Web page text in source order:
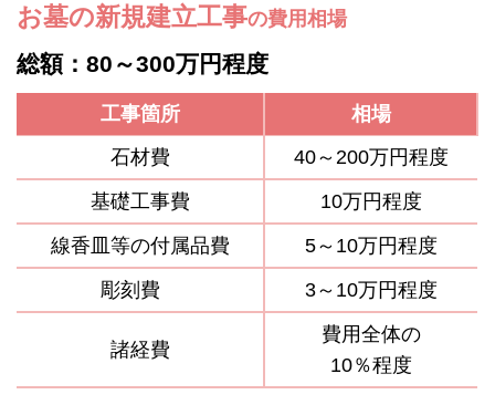
お墓の新規建立工事の費用相場
総額：80～300万円程度
工事箇所
相場
石材費
40～200万円程度
基礎工事費
10万円程度
線香皿等の付属品費
5～10万円程度
彫刻費
3～10万円程度
諸経費
費用全体の
10％程度